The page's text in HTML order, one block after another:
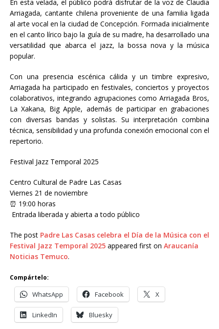
En esta velada, el público podrá disfrutar de la voz de Claudia
Arriagada, cantante chilena proveniente de una familia ligada
al arte vocal en la ciudad de Concepción. Formada inicialmente
en el canto lírico bajo la guía de su madre, ha desarrollado una
versatilidad que abarca el jazz, la bossa nova y la música
popular.
Con una presencia escénica cálida y un timbre expresivo,
Arriagada ha participado en festivales, conciertos y proyectos
colaborativos, integrando agrupaciones como Arriagada Bros,
La Xakana, Big Apple, además de participar en grabaciones
con diversas bandas y solistas. Su interpretación combina
técnica, sensibilidad y una profunda conexión emocional con el
repertorio.
Festival Jazz Temporal 2025
Centro Cultural de Padre Las Casas
Viernes 21 de noviembre
⏰ 19:00 horas
️ Entrada liberada y abierta a todo público
The post Padre Las Casas celebra el Día de la Música con el
Festival Jazz Temporal 2025 appeared first on Araucanía
Noticias Temuco.
Compártelo:
WhatsApp Facebook X
LinkedIn Bluesky